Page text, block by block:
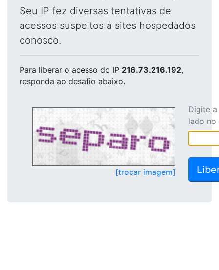
Seu IP fez diversas tentativas de
acessos suspeitos a sites hospedados
conosco.
Para liberar o acesso do IP 216.73.216.192,
responda ao desafio abaixo.
[trocar imagem]
Digite
lado no